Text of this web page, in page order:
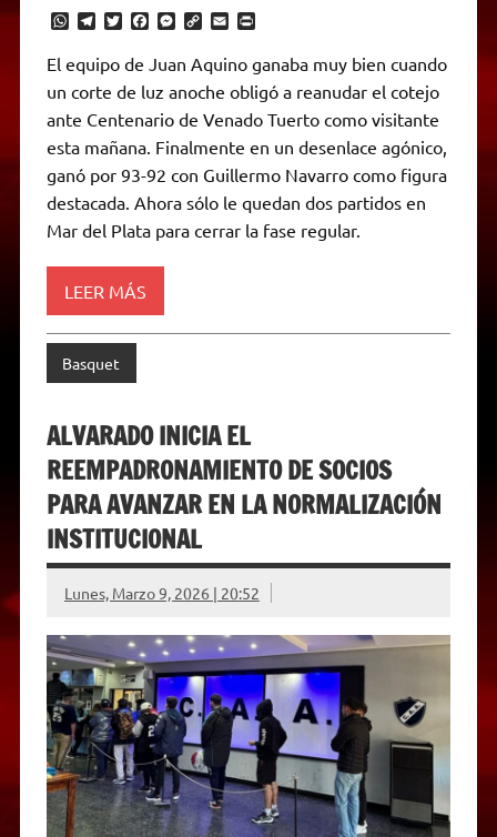
W
t
s
A
p
p
T
l
e
g
r
a
m
T
t
t
r
F
c
e
b
o
k
M
s
e
g
e
C
y
L
i
n
k
E
i
l
P
n
t
F
r
i
n
d
l
y
El equipo de Juan Aquino ganaba muy bien cuando
un corte de luz anoche obligó a reanudar el cotejo
ante Centenario de Venado Tuerto como visitante
esta mañana. Finalmente en un desenlace agónico,
ganó por 93-92 con Guillermo Navarro como figura
destacada. Ahora sólo le quedan dos partidos en
Mar del Plata para cerrar la fase regular.
LEER MÁS
Basquet
ALVARADO INICIA EL
REEMPADRONAMIENTO DE SOCIOS
PARA AVANZAR EN LA NORMALIZACIÓN
INSTITUCIONAL
Lunes, Marzo 9, 2026 | 20:52